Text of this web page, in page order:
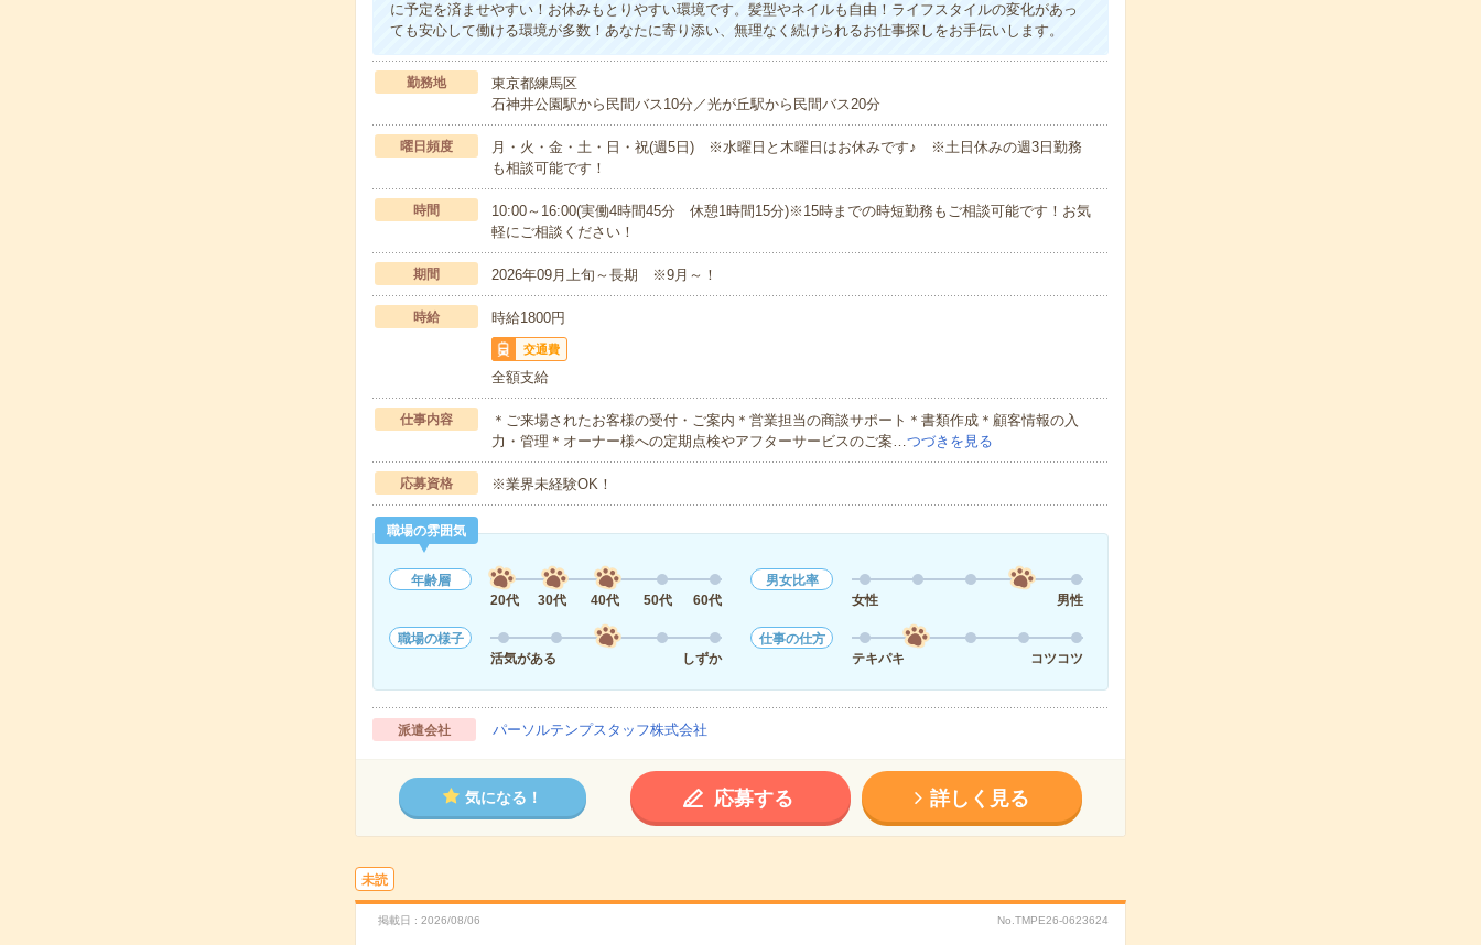
に予定を済ませやすい！お休みもとりやすい環境です。髪型やネイルも自由！ライフスタイルの変化があっ
ても安心して働ける環境が多数！あなたに寄り添い、無理なく続けられるお仕事探しをお手伝いします。
勤務地
東京都練馬区
石神井公園駅から民間バス10分／光が丘駅から民間バス20分
曜日頻度
月・火・金・土・日・祝(週5日) ※水曜日と木曜日はお休みです♪ ※土日休みの週3日勤務
も相談可能です！
時間
10:00～16:00(実働4時間45分 休憩1時間15分)※15時までの時短勤務もご相談可能です！お気
軽にご相談ください！
期間 2026年09月上旬～長期 ※9月～！
時給 時給1800円
交通費
全額支給
仕事内容
＊ご来場されたお客様の受付・ご案内＊営業担当の商談サポート＊書類作成＊顧客情報の入
力・管理＊オーナー様への定期点検やアフターサービスのご案…つづきを見る
応募資格 ※業界未経験OK！
職場の雰囲気
年齢層
20代
30代 40代 50代 60代
男女比率
女性
男性
職場の様子
活気がある
しずか
仕事の仕方
テキパキ
コツコツ
派遣会社 パーソルテンプスタッフ株式会社
気になる！ 応募する 詳しく見る
未読
掲載日 2026/08/06 No.TMPE26-0623624